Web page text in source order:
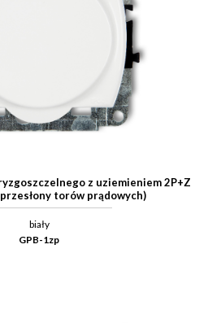
z uziemieniem 2P+Z
przesłony torów prądowych)
biały
GPB-1zp